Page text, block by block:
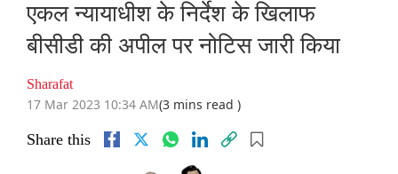
एकल न्यायाधीश के निर्देश के खिलाफ
बीसीडी की अपील पर नोटिस जारी किया
Sharafat
17 Mar 2023 10:34 AM(3 mins read )
Share this